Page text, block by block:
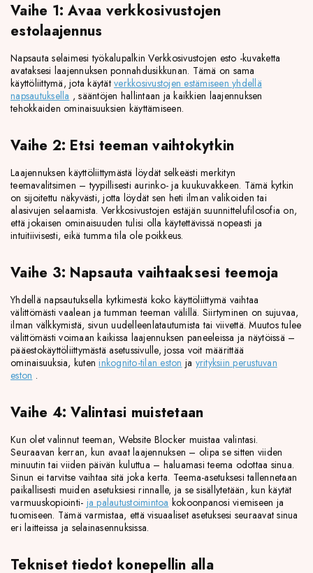
Vaihe 1: Avaa verkkosivustojen
estolaajennus
Napsauta selaimesi työkalupalkin Verkkosivustojen esto -kuvaketta
avataksesi laajennuksen ponnahdusikkunan. Tämä on sama
käyttöliittymä, jota käytät verkkosivustojen estämiseen yhdellä
napsautuksella , sääntöjen hallintaan ja kaikkien laajennuksen
tehokkaiden ominaisuuksien käyttämiseen.
Vaihe 2: Etsi teeman vaihtokytkin
Laajennuksen käyttöliittymästä löydät selkeästi merkityn
teemavalitsimen – tyypillisesti aurinko- ja kuukuvakkeen. Tämä kytkin
on sijoitettu näkyvästi, jotta löydät sen heti ilman valikoiden tai
alasivujen selaamista. Verkkosivustojen estäjän suunnittelufilosofia on,
että jokaisen ominaisuuden tulisi olla käytettävissä nopeasti ja
intuitiivisesti, eikä tumma tila ole poikkeus.
Vaihe 3: Napsauta vaihtaaksesi teemoja
Yhdellä napsautuksella kytkimestä koko käyttöliittymä vaihtaa
välittömästi vaalean ja tumman teeman välillä. Siirtyminen on sujuvaa,
ilman välkkymistä, sivun uudelleenlatautumista tai viivettä. Muutos tulee
välittömästi voimaan kaikissa laajennuksen paneeleissa ja näytöissä –
pääestokäyttöliittymästä asetussivulle, jossa voit määrittää
ominaisuuksia, kuteninkognito-tilan eston ja yrityksiin perustuvan
eston .
Vaihe 4: Valintasi muistetaan
Kun olet valinnut teeman, Website Blocker muistaa valintasi.
Seuraavan kerran, kun avaat laajennuksen – olipa se sitten viiden
minuutin tai viiden päivän kuluttua – haluamasi teema odottaa sinua.
Sinun ei tarvitse vaihtaa sitä joka kerta. Teema-asetuksesi tallennetaan
paikallisesti muiden asetuksiesi rinnalle, ja se sisällytetään, kun käytät
varmuuskopiointi- ja palautustoimintoa kokoonpanosi viemiseen ja
tuomiseen. Tämä varmistaa, että visuaaliset asetuksesi seuraavat sinua
eri laitteissa ja selainasennuksissa.
Tekniset tiedot konepellin alla